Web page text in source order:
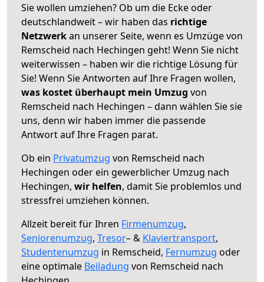
Sie wollen umziehen? Ob um die Ecke oder
deutschlandweit – wir haben das richtige
Netzwerkan unserer Seite, wenn es Umzüge von
Remscheid nach Hechingen geht! Wenn Sie nicht
weiterwissen – haben wir die richtige Lösung für
Sie! Wenn Sie Antworten auf Ihre Fragen wollen,
was kostet überhaupt mein Umzug von
Remscheid nach Hechingen – dann wählen Sie sie
uns, denn wir haben immer die passende
Antwort auf Ihre Fragen parat.
Ob ein Privatumzug von Remscheid nach
Hechingen oder ein gewerblicher Umzug nach
Hechingen, wir helfen, damit Sie problemlos und
stressfrei umziehen können.
Allzeit bereit für Ihren Firmenumzug,
Seniorenumzug, Tresor– & Klaviertransport,
Studentenumzug in Remscheid, Fernumzug oder
eine optimale Beiladung von Remscheid nach